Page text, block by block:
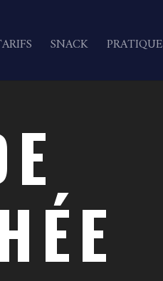
SNACK PRATIQUE